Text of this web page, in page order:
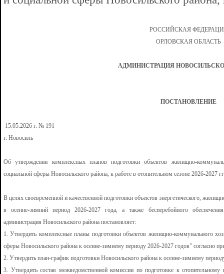
РОССИЙСКАЯ
ОРЛОВСКАЯ ОБЛАСТЬ
АДМИНИСТРАЦИЯ
ПОСТАНОВЛЕНИЕ
15.05.2026 г. № 191
г. Новосиль
Об утверждении комплексных планов подготовки объектов жилищно-
социальной сферы Новосильского района, к работе в отопительном сезоне 2026-2027
В целях своевременной и качественной подготовки объектов энергетического,
в осенне-зимний период 2026-2027 года, а также бесперебойного
администрация Новосильского района постановляет:
1. Утвердить комплексные планы подготовки объектов жилищно-коммунального
сферы Новосильского района к осенне-зимнему периоду 2026-2027 годов" согласно
2. Утвердить план-график подготовки Новосильского района к осенне-зимнему
3. Утвердить состав межведомственной комиссии по подготовке к